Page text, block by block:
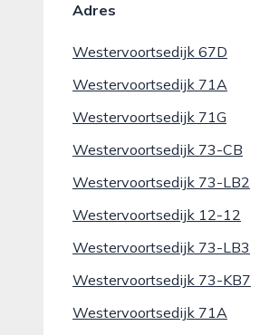
Adres
Westervoortsedijk 67D
Westervoortsedijk 71A
Westervoortsedijk 71G
Westervoortsedijk 73-CB
Westervoortsedijk 73-LB2
Westervoortsedijk 12-12
Westervoortsedijk 73-LB3
Westervoortsedijk 73-KB7
Westervoortsedijk 71A